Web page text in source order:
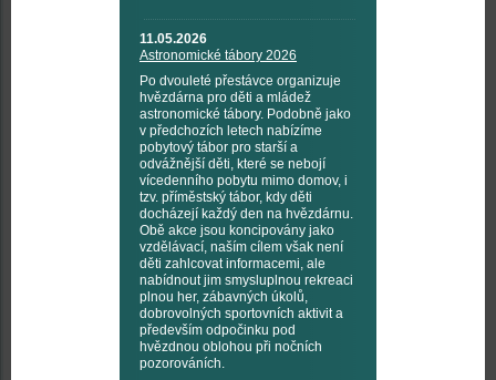
11.05.2026
Astronomické tábory 2026
Po dvouleté přestávce organizuje
hvězdárna pro děti a mládež
astronomické tábory. Podobně jako
v předchozích letech nabízíme
pobytový tábor pro starší a
odvážnější děti, které se nebojí
vícedenního pobytu mimo domov, i
tzv. příměstský tábor, kdy děti
docházejí každý den na hvězdárnu.
Obě akce jsou koncipovány jako
vzdělávací, naším cílem však není
děti zahlcovat informacemi, ale
nabídnout jim smysluplnou rekreaci
plnou her, zábavných úkolů,
dobrovolných sportovních aktivit a
především odpočinku pod
hvězdnou oblohou při nočních
pozorováních.